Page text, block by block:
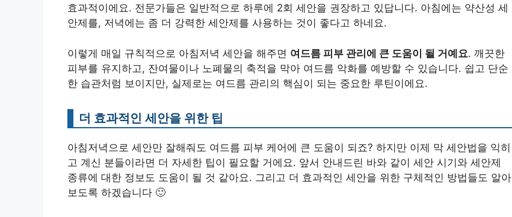
효과적이에요. 전문가들은 일반적으로 하루에 2회 세안을 권장하고 있답니다. 아침에는 약산성 세
안제를, 저녁에는 좀 더 강력한 세안제를 사용하는 것이 좋다고 하네요.
이렇게 매일 규칙적으로 아침저녁 세안을 해주면 여드름 피부 관리에 큰 도움이 될 거예요. 깨끗한
피부를 유지하고, 잔여물이나 노폐물의 축적을 막아 여드름 악화를 예방할 수 있습니다. 쉽고 단순
한 습관처럼 보이지만, 실제로는 여드름 관리의 핵심이 되는 중요한 루틴이에요.
더 효과적인 세안을 위한 팁
아침저녁으로 세안만 잘해줘도 여드름 피부 케어에 큰 도움이 되죠? 하지만 이제 막 세안법을 익히
고 계신 분들이라면 더 자세한 팁이 필요할 거에요. 앞서 안내드린 바와 같이 세안 시기와 세안제
종류에 대한 정보도 도움이 될 것 같아요. 그리고 더 효과적인 세안을 위한 구체적인 방법들도 알아
보도록 하겠습니다 🙂